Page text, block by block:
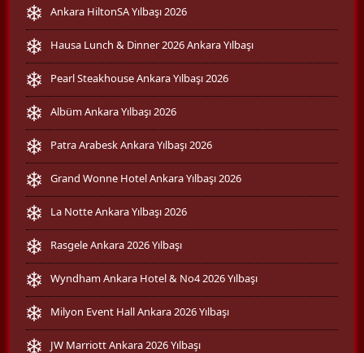
Ankara HiltonSA Yılbaşı 2026
Hausa Lunch & Dinner 2026 Ankara Yılbaşı
Pearl Steakhouse Ankara Yılbaşı 2026
Albüm Ankara Yılbaşı 2026
Patra Arabesk Ankara Yılbaşı 2026
Grand Wonne Hotel Ankara Yılbaşı 2026
La Notte Ankara Yılbaşı 2026
Rasgele Ankara 2026 Yılbaşı
Wyndham Ankara Hotel & No4 2026 Yılbaşı
Milyon Event Hall Ankara 2026 Yılbaşı
JW Marriott Ankara 2026 Yılbaşı